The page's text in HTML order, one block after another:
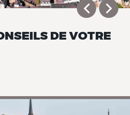
DE VOTRE